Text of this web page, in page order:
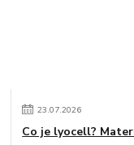
23.07.2026
Co je lyocell?